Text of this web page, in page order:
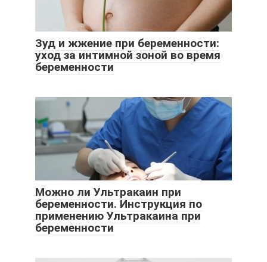
Зуд и жжение при беременности:
уход за интимной зоной во время
беременности
Можно ли Ультракаин при
беременности. Инструкция по
применению Ультракаина при
беременности